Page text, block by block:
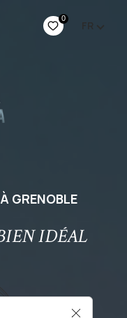
0
FR
GRENOBLE
IDÉAL